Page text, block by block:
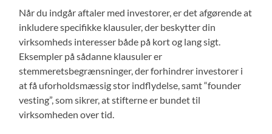
Når du indgår aftaler med investorer, er det afgørende at
inkludere specifikke klausuler, der beskytter din
virksomheds interesser både på kort og lang sigt.
Eksempler på sådanne klausuler er
stemmeretsbegrænsninger, der forhindrer investorer i
at få uforholdsmæssig stor indflydelse, samt “founder
vesting”, som sikrer, at stifterne er bundet til
virksomheden over tid.